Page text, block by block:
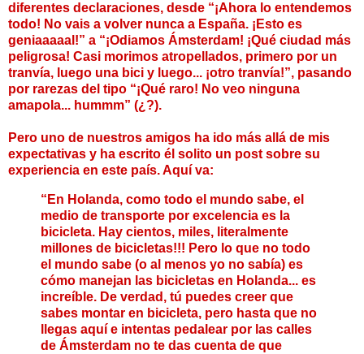
diferentes declaraciones, desde “¡Ahora lo entendemos
todo! No vais a volver nunca a España. ¡Esto es
geniaaaaal!” a “¡Odiamos Ámsterdam! ¡Qué ciudad más
peligrosa! Casi morimos atropellados, primero por un
tranvía, luego una bici y luego... ¡otro tranvía!”, pasando
por rarezas del tipo “¡Qué raro! No veo ninguna
amapola... hummm” (¿?).
Pero uno de nuestros amigos ha ido más allá de mis
expectativas y ha escrito él solito un post sobre su
experiencia en este país. Aquí va:
“En Holanda, como todo el mundo sabe, el
medio de transporte por excelencia es la
bicicleta. Hay cientos, miles, literalmente
millones de bicicletas!!! Pero lo que no todo
el mundo sabe (o al menos yo no sabía) es
cómo manejan las bicicletas en Holanda... es
increíble. De verdad, tú puedes creer que
sabes montar en bicicleta, pero hasta que no
llegas aquí e intentas pedalear por las calles
de Ámsterdam no te das cuenta de que